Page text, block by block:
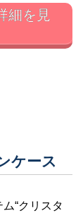
細を見
ケース
“クリスタ